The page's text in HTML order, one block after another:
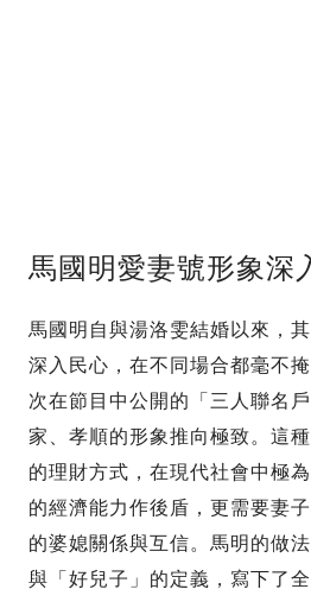
馬國明愛妻號形象深
馬國明自與湯洛雯結婚以來，
深入民心，在不同場合都毫不
次在節目中公開的「三人聯名
家、孝順的形象推向極致。這
的理財方式，在現代社會中極
的經濟能力作後盾，更需要妻
的婆媳關係與互信。馬明的做
與「好兒子」的定義，寫下了